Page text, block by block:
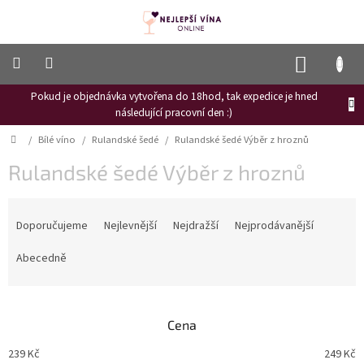
Pokud je objednávka vytvořena do 18hod, tak expedice je hned
následující pracovní den :)
Frizzante
Růžové
víno
Hroznový
Naši
vinaři
Vinné
Červené
Domů
/ Bílé víno / Rulandské šedé / Rulandské šedé Výběr z hroznů
Rulandské šedé Výběr z hroznů
o
Doporučujeme Nejlevnější Nejdražší
Nejprodávanější
Abecedně
Cena
239Kč 249Kč